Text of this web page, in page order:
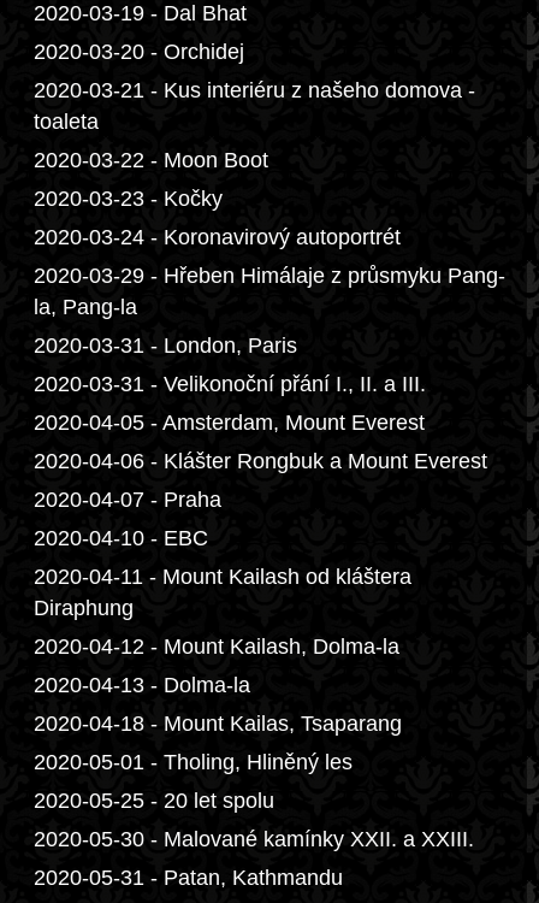
2020-03-19 - Dal Bhat
2020-03-20 - Orchidej
2020-03-21 - Kus interiéru z našeho domova -
toaleta
2020-03-22 - Moon Boot
2020-03-23 - Kočky
2020-03-24 - Koronavirový autoportrét
2020-03-29 - Hřeben Himálaje z průsmyku Pang-
la, Pang-la
2020-03-31 - London, Paris
2020-03-31 - Velikonoční přání I., II. a III.
2020-04-05 - Amsterdam, Mount Everest
2020-04-06 - Klášter Rongbuk a Mount Everest
2020-04-07 - Praha
2020-04-10 - EBC
2020-04-11 - Mount Kailash od kláštera
Diraphung
2020-04-12 - Mount Kailash, Dolma-la
2020-04-13 - Dolma-la
2020-04-18 - Mount Kailas, Tsaparang
2020-05-01 - Tholing, Hliněný les
2020-05-25 - 20 let spolu
2020-05-30 - Malované kamínky XXII. a XXIII.
2020-05-31 - Patan, Kathmandu